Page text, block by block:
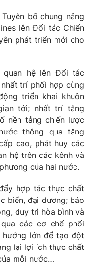
video
thao
sản
Việt
mình bằng AI
bố chung nâng
lên Đối tác Chiến
phát triển mới cho
quan hệ lên Đối tác
trí phối hợp cùng
triển khai khuôn
tới; nhất trí tăng
nền tảng chiến lược
thông qua tăng
cao, phát huy các
hệ trên các kênh và
của hai nước.
hợp tác thực chất
biển, đại dương; bảo
duy trì hòa bình và
các cơ chế phối
lớn để tạo đột
lại lợi ích thực chất
mỗi nước…